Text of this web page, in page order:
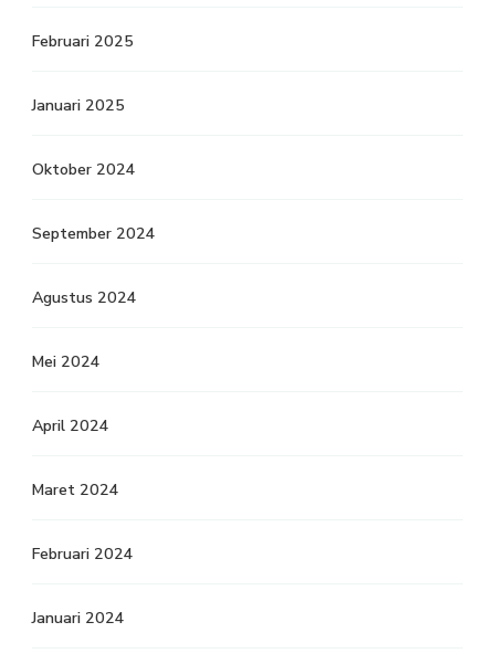
Februari 2025
Januari 2025
Oktober 2024
September 2024
Agustus 2024
Mei 2024
April 2024
Maret 2024
Februari 2024
Januari 2024